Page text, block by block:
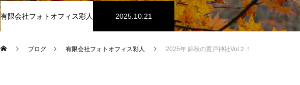
有限会社フォトオフィス彩人 2025.10.21
ブログ 有限会社フォトオフィス彩人 2025年 錦秋の置戸神社Vol２！